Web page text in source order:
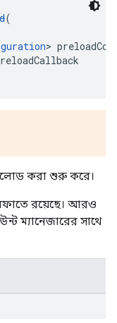
(
>
করা শুরু করে।
রয়েছে। আরও
ম্যানেজারের সাথে